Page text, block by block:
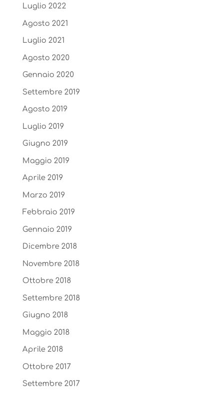
Luglio 2022
Agosto 2021
Luglio 2021
Agosto 2020
Gennaio 2020
Settembre 2019
Agosto 2019
Luglio 2019
Giugno 2019
Maggio 2019
Aprile 2019
Marzo 2019
Febbraio 2019
Gennaio 2019
Dicembre 2018
Novembre 2018
Ottobre 2018
Settembre 2018
Giugno 2018
Maggio 2018
Aprile 2018
Ottobre 2017
Settembre 2017